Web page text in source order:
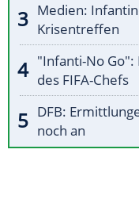
Medien:
Krisentreffen
"Infanti-No
des FIFA-Chefs
DFB:
noch an